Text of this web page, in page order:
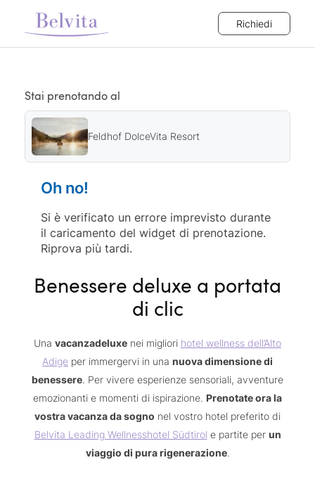
Richiedi
Stai prenotando al
Feldhof DolceVita Resort
Oh no!
Si è verificato un errore imprevisto durante
il caricamento del widget di prenotazione.
Riprova più tardi.
Benessere deluxe a portata
di clic
Una vacanzadeluxe nei migliori hotel wellness dell’Alto
Adige per immergervi in una nuova dimensione di
benessere. Per vivere esperienze sensoriali, avventure
emozionanti e momenti di ispirazione. Prenotate ora la
vostra vacanza da sogno nel vostro hotel preferito di
Belvita Leading Wellnesshotel Südtirol e partite per un
viaggio di pura rigenerazione.